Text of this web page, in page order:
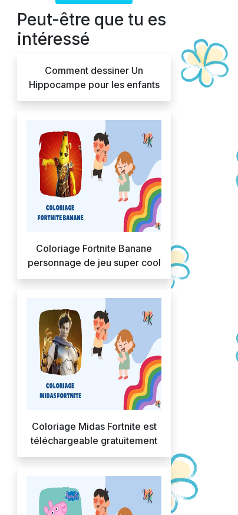
Peut-être que tu es
intéressé
Comment dessiner Un
Hippocampe pour les enfants
Coloriage Fortnite Banane
personnage de jeu super cool
Coloriage Midas Fortnite est
téléchargeable gratuitement